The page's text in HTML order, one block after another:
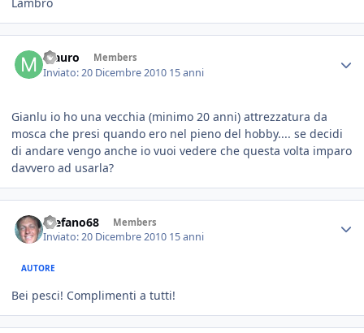
Mauro Members
Inviato:20 Dicembre 2010 15 anni
Gianlu io ho una vecchia (minimo 20 anni) attrezzatura da
mosca che presi quando ero nel pieno del hobby.... se decidi
di andare vengo anche io vuoi vedere che questa volta imparo
davvero ad usarla?
Stefano68 Members
Inviato:20 Dicembre 2010 15 anni
AUTORE
Bei pesci! Complimenti a tutti!